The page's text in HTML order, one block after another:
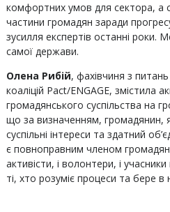
комфортних умов для сектора, а
частини громадян заради
зусилля експертів останні роки.
самої держави.
Олена Рибій, фахівчиня з
коаліцій Pact/ENGAGE, змістила
громадянського суспільства на
що за визначенням, громадянин,
суспільні інтереси та здатний
є повноправним членом
активісти, і волонтери, і
ті, хто розуміє процеси та бере в